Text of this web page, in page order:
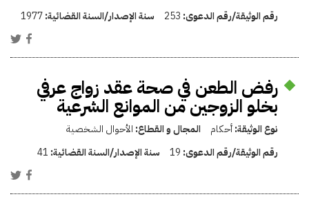
رقم الوثيقة/رقم الدعوى: 253 سنة الإصدار/السنة القضائية:1977
رفض الطعن في صحة عقد زواج عرفي
بخلو الزوجين من الموانع الشرعية
نوع الوثيقة:أحكام المجال و القطاع: الأحوال الشخصية
رقم الوثيقة/رقم الدعوى: 19 سنة الإصدار/السنة القضائية: 41